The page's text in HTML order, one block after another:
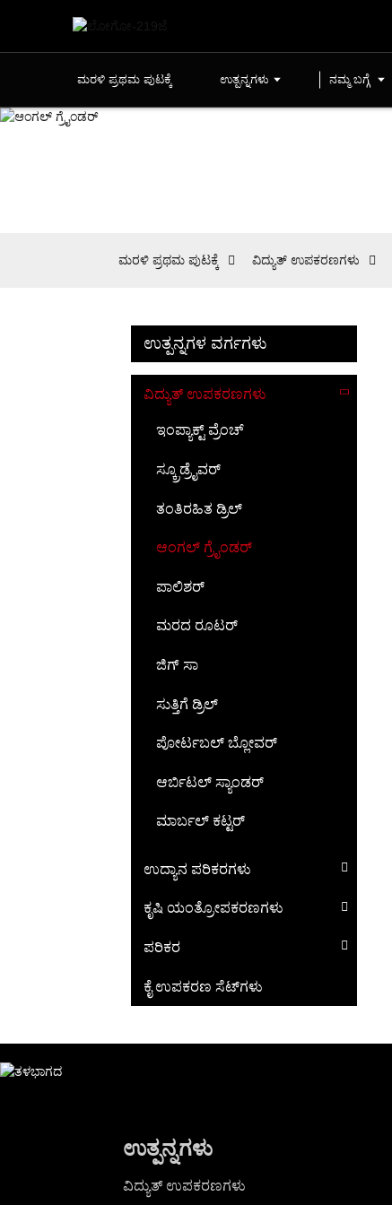
ಮರಳಿ ಪ್ರಥಮ ಪುಟಕ್ಕೆ ಉತ್ಪನ್ನಗಳು ನಮ್ಮ ಬಗ್ಗೆ
ಮರಳಿ ಪ್ರಥಮ ಪುಟಕ್ಕೆ ವಿದ್ಯುತ್ ಉಪಕರಣಗಳು
ಉತ್ಪನ್ನಗಳ ವರ್ಗಗಳು
ವಿದ್ಯುತ್ ಉಪಕರಣಗಳು
ಇಂಪ್ಯಾಕ್ಟ್ ವ್ರೆಂಚ್
ಸ್ಕ್ರೂಡ್ರೈವರ್
ತಂತಿರಹಿತ ಡ್ರಿಲ್
ಆಂಗಲ್ ಗ್ರೈಂಡರ್
ಪಾಲಿಶರ್
ಮರದ ರೂಟರ್
ಜಿಗ್ ಸಾ
ಸುತ್ತಿಗೆ ಡ್ರಿಲ್
ಪೋರ್ಟಬಲ್ ಬ್ಲೋವರ್
ಆರ್ಬಿಟಲ್ ಸ್ಯಾಂಡರ್
ಮಾರ್ಬಲ್ ಕಟ್ಟರ್
ಉದ್ಯಾನ ಪರಿಕರಗಳು
ಕೃಷಿ ಯಂತ್ರೋಪಕರಣಗಳು
ಪರಿಕರ
ಕೈ ಉಪಕರಣ ಸೆಟ್‌ಗಳು
ಉತ್ಪನ್ನಗಳು
ವಿದ್ಯುತ್ ಉಪಕರಣಗಳು